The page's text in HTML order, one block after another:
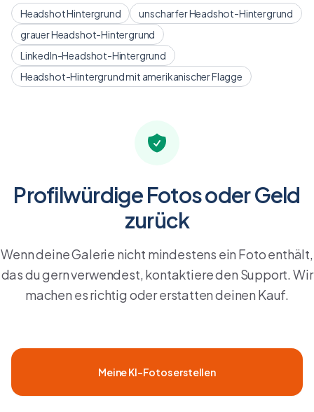
Headshot Hintergrund
unscharfer Headshot-Hintergrund
grauer Headshot-Hintergrund
LinkedIn-Headshot-Hintergrund
Headshot-Hintergrund mit amerikanischer Flagge
Profilwürdige Fotos oder Geld
zurück
Wenn deine Galerie nicht mindestens ein Foto enthält,
das du gern verwendest, kontaktiere den Support. Wir
machen es richtig oder erstatten deinen Kauf.
Meine KI-Fotos erstellen